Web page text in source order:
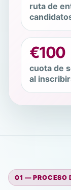
ruta de
€100
cuota de
al
01 — PROCESO